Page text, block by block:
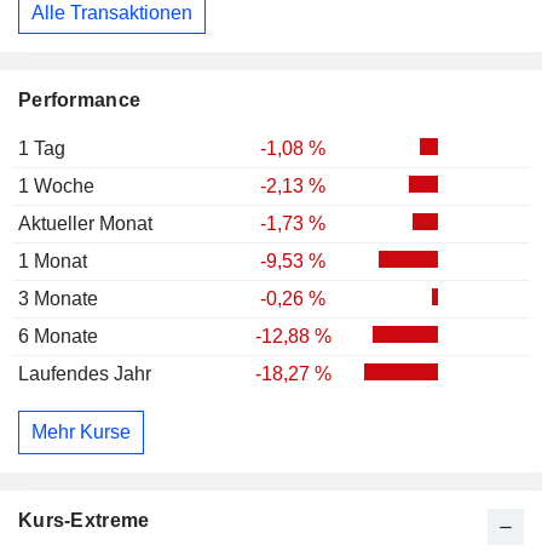
Performance
1 Tag
-1,08 %
1 Woche
-2,13 %
Aktueller Monat
-1,73 %
1 Monat
-9,53 %
3 Monate
-0,26 %
6 Monate
-12,88 %
Laufendes Jahr
-18,27 %
Mehr Kurse
Kurs-Extreme
Alle Transaktionen